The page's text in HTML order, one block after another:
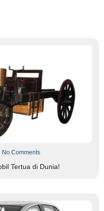
No Comments
Tertua di Dunia!